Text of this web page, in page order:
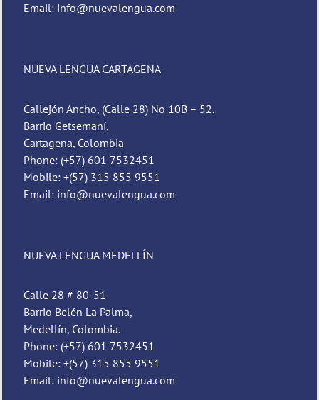
Email: info@nuevalengua.com
NUEVA LENGUA CARTAGENA
Callejón Ancho, (Calle 28) No 10B – 52,
Barrio Getsemaní,
Cartagena, Colombia
Phone: (+57) 601 7532451
Mobile: +(57) 315 855 9551
Email: info@nuevalengua.com
NUEVA LENGUA MEDELLÍN
Calle 28 # 80-51
Barrio Belén La Palma,
Medellín, Colombia.
Phone: (+57) 601 7532451
Mobile: +(57) 315 855 9551
Email: info@nuevalengua.com